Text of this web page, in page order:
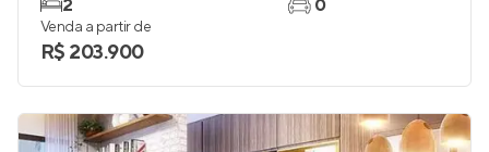
2
0
Venda a partir de
R$ 203.900